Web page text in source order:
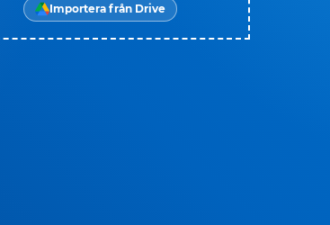
Importera från Drive